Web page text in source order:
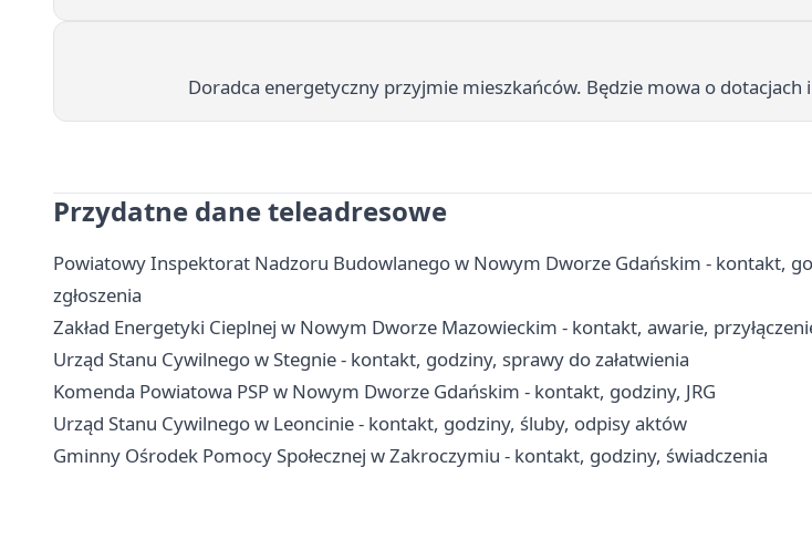
Doradca energetyczny przyjmie mieszkańców. Będzie mowa o dotacjach
Przydatne dane teleadresowe
Powiatowy Inspektorat Nadzoru Budowlanego w Nowym Dworze Gdańskim - kontakt,
zgłoszenia
Zakład Energetyki Cieplnej w Nowym Dworze Mazowieckim - kontakt, awarie,
Urząd Stanu Cywilnego w Stegnie - kontakt, godziny, sprawy do załatwienia
Komenda Powiatowa PSP w Nowym Dworze Gdańskim - kontakt, godziny, JRG
Urząd Stanu Cywilnego w Leoncinie - kontakt, godziny, śluby, odpisy aktów
Gminny Ośrodek Pomocy Społecznej w Zakroczymiu - kontakt, godziny, świadczenia